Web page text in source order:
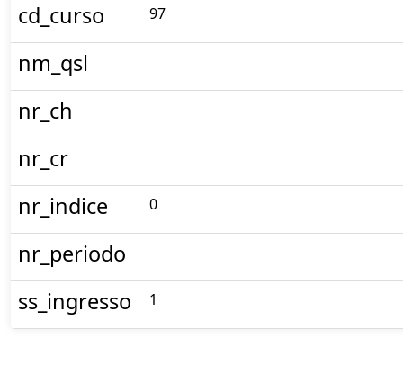
cd_curso 97
nm_qsl
nr_ch
nr_cr
nr_indice
0
nr_periodo
ss_ingresso
1